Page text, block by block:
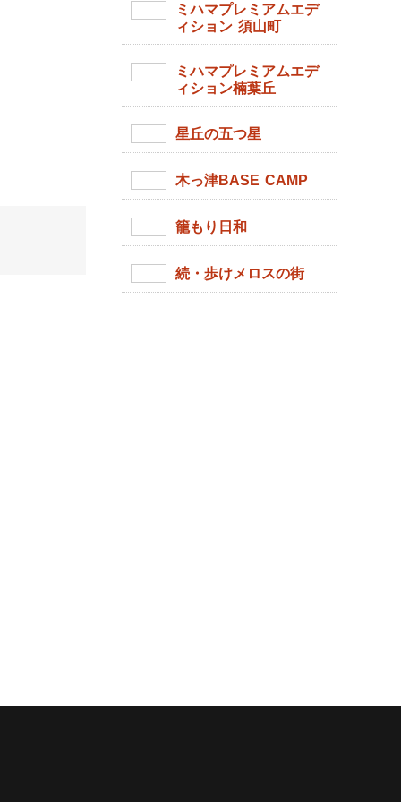
ミハマプレミアムエデ
ィション 須山町
ミハマプレミアムエデ
ィション楠葉丘
星丘の五つ星
木っ津BASE CAMP
籠もり日和
続・歩けメロスの街